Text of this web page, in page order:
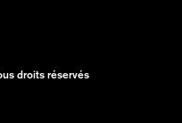
droits réservés